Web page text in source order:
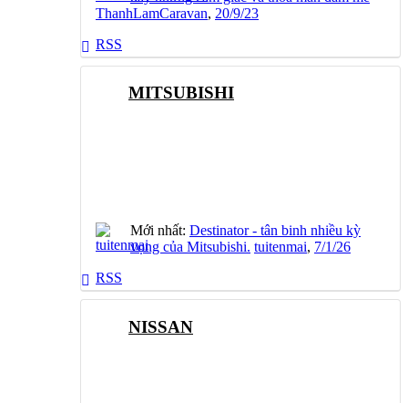
ThanhLamCaravan, 20/9/23
RSS
MITSUBISHI
Mới nhất: Destinator - tân binh nhiều kỳ
vọng của Mitsubishi. tuitenmai, 7/1/26
RSS
NISSAN